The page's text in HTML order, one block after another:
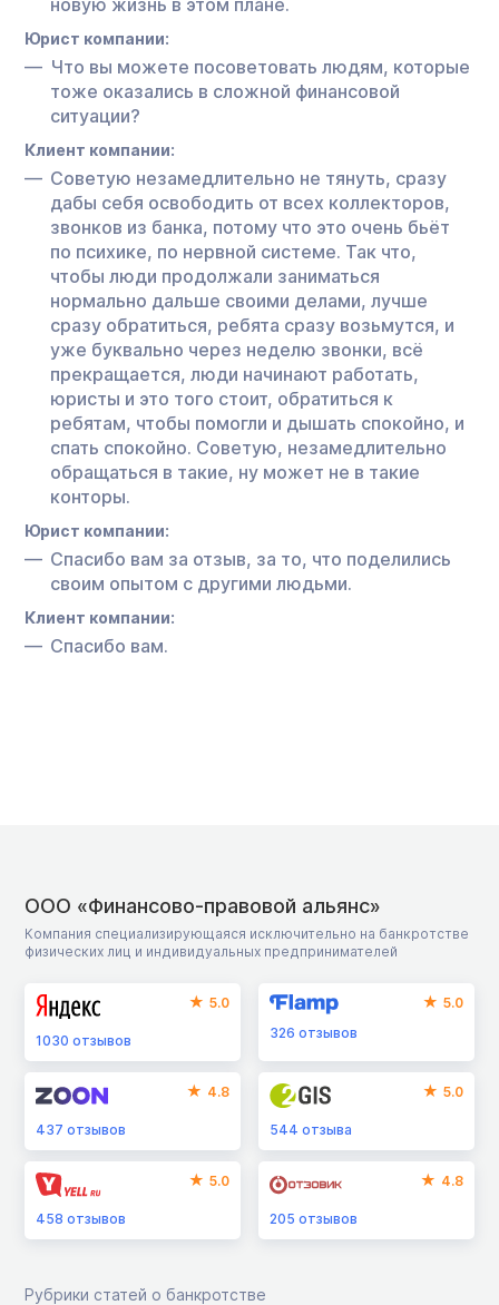
Юрист компании:
Что вы можете посоветовать людям, которые
тоже оказались в сложной финансовой
ситуации?
Клиент компании:
Советую незамедлительно не тянуть, сразу
дабы себя освободить от всех коллекторов,
звонков из банка, потому что это очень бьёт
по психике, по нервной системе. Так что,
чтобы люди продолжали заниматься
нормально дальше своими делами, лучше
сразу обратиться, ребята сразу возьмутся, и
уже буквально через неделю звонки, всё
прекращается, люди начинают работать,
юристы и это того стоит, обратиться к
ребятам, чтобы помогли и дышать спокойно, и
спать спокойно. Советую, незамедлительно
обращаться в такие, ну может не в такие
конторы.
Юрист компании:
Спасибо вам за отзыв, за то, что поделились
своим опытом с другими людьми.
Клиент компании:
Спасибо вам.
ООО «Финансово-правовой альянс»
Компания специализирующаяся исключительно на банкротстве
физических лиц и индивидуальных предпринимателей
5.0
1030 отзывов
5.0
326отзывов
4.8
437 отзывов
5.0
544отзыва
5.0
458 отзывов
4.8
205отзывов
Рубрики статей о банкротстве